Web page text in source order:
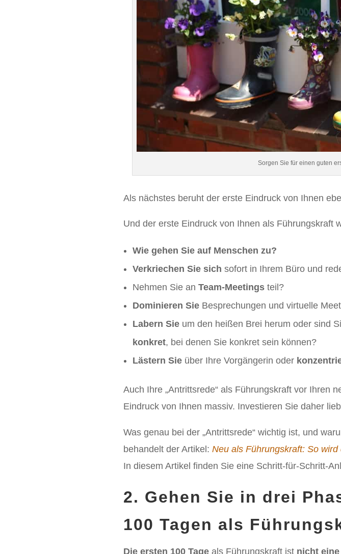
Sorgen Sie für einen guten
Als nächstes beruht der erste Eindruck von Ihnen
Und der erste Eindruck von Ihnen als Führungskraft
Wie gehen Sie auf Menschen zu?
Verkriechen Sie sich sofort in Ihrem Büro und
Nehmen Sie an Team-Meetings teil?
Dominieren SieBesprechungen und virtuelle
Labern Sieum den heißen Brei herum oder sind
konkret, bei denen Sie konkret sein können?
Lästern Sieüber Ihre Vorgängerin oder
Auch Ihre „Antrittsrede“ als Führungskraft vor Ihren
Eindruck von Ihnen massiv. Investieren Sie daher
Was genau bei der „Antrittsrede“ wichtig ist, und
behandelt der Artikel: Neu als Führungskraft: So
In diesem Artikel finden Sie eine Schritt-für-Schritt-
2. Gehen Sie in drei
100 Tagen als
Die ersten 100 Tageals Führungskraft ist nicht